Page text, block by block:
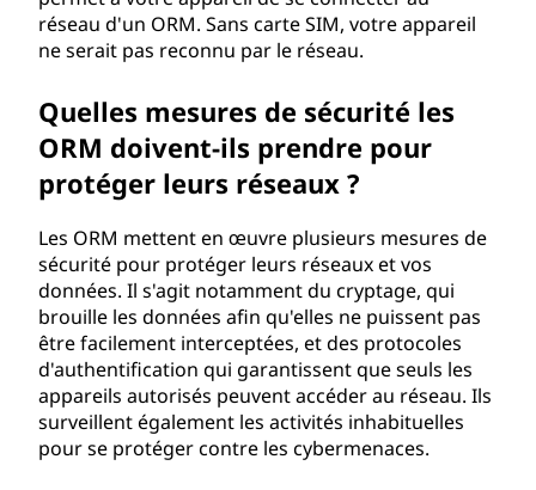
réseau d'un ORM. Sans carte SIM, votre appareil
ne serait pas reconnu par le réseau.
Quelles mesures de sécurité les
ORM doivent-ils prendre pour
protéger leurs réseaux ?
Les ORM mettent en œuvre plusieurs mesures de
sécurité pour protéger leurs réseaux et vos
données. Il s'agit notamment du cryptage, qui
brouille les données afin qu'elles ne puissent pas
être facilement interceptées, et des protocoles
d'authentification qui garantissent que seuls les
appareils autorisés peuvent accéder au réseau. Ils
surveillent également les activités inhabituelles
pour se protéger contre les cybermenaces.